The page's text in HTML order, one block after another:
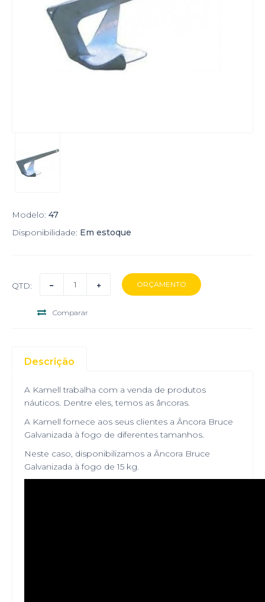
Modelo: 47
Disponibilidade: Em estoque
QTD:
Comparar
Descrição
A Kamell trabalha com a venda de produtos
náuticos. Dentre eles, temos as âncoras.
A Kamell fornece aos seus clientes a Âncora Bruce
Galvanizada à fogo de diferentes tamanhos.
Neste caso, disponibilizamos a Âncora Bruce
Galvanizada à fogo de 15 kg.